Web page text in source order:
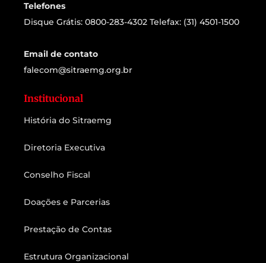
Telefones
Disque Grátis: 0800-283-4302 Telefax: (31) 4501-1500
Email de contato
falecom@sitraemg.org.br
Institucional
História do Sitraemg
Diretoria Executiva
Conselho Fiscal
Doações e Parcerias
Prestação de Contas
Estrutura Organizacional